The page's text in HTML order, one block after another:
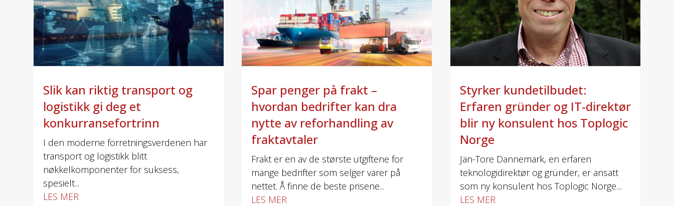
Slik kan riktig transport og
logistikk gi deg et
konkurransefortrinn
I den moderne forretningsverdenen har
transport og logistikk blitt
nøkkelkomponenter for suksess,
spesielt...
LES MER
Spar penger på frakt –
hvordan bedrifter kan dra
nytte av reforhandling av
fraktavtaler
Frakt er en av de største utgiftene for
mange bedrifter som selger varer på
nettet. Å finne de beste prisene...
LES MER
Styrker kundetilbudet:
Erfaren gründer og IT-direktør
blir ny konsulent hos Toplogic
Norge
Jan-Tore Dannemark, en erfaren
teknologidirektør og gründer, er ansatt
som ny konsulent hos Toplogic Norge....
LES MER